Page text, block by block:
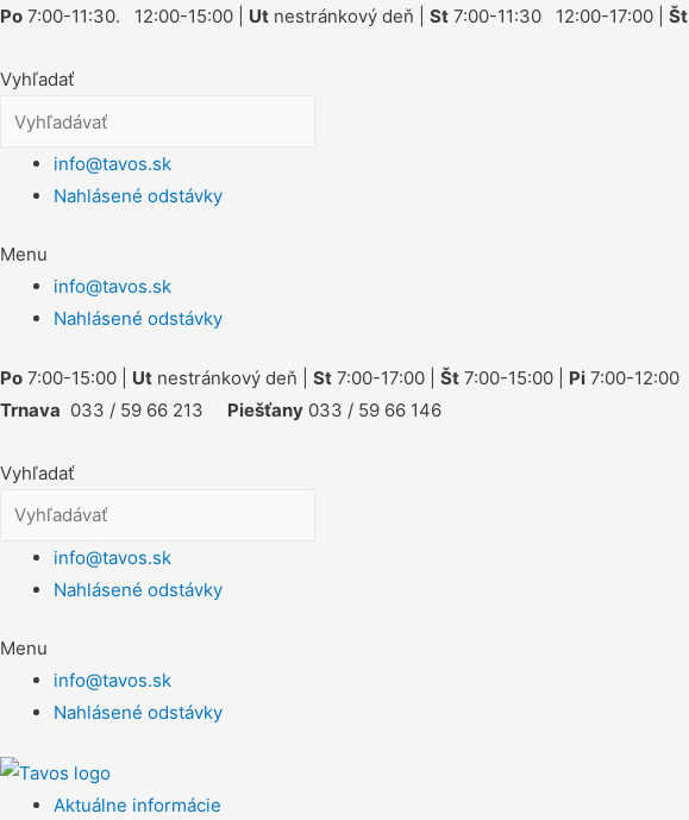
Po 7:00-11:30. 12:00-15:00 | Ut nestránkový deň | St 7:00-11:30 12:00-17:00 | Št
Vyhľadať
info@tavos.sk
Nahlásené odstávky
Menu
info@tavos.sk
Nahlásené odstávky
Po 7:00-15:00 | Ut nestránkový deň | St 7:00-17:00 | Št 7:00-15:00 | Pi 7:00-12:00
Trnava 033 / 59 66 213 Piešťany 033 / 59 66 146
Vyhľadať
info@tavos.sk
Nahlásené odstávky
Menu
info@tavos.sk
Nahlásené odstávky
Aktuálne informácie